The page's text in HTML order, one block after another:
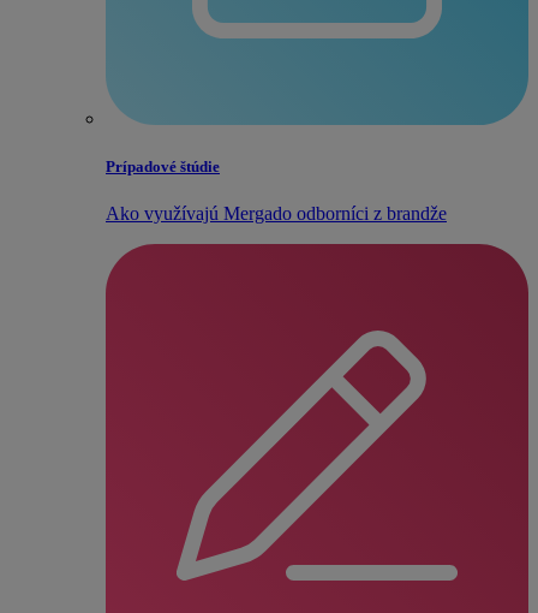
Prípadové štúdie
Ako využívajú Mergado odborníci z brandže